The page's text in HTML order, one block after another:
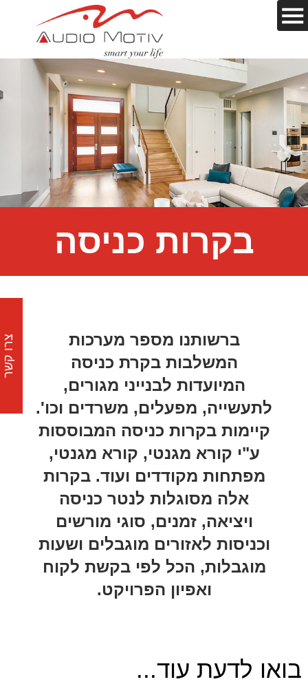
בקרות כניסה
ברשותנו מספר מערכות
המשלבות בקרת כניסה
המיועדות לבנייני מגורים,
לתעשייה, מפעלים, משרדים וכו'.
קיימות בקרות כניסה המבוססות
ע"י קורא מגנטי, קורא מגנטי,
מפתחות מקודדים ועוד. בקרות
אלה מסוגלות לנטר כניסה
ויציאה, זמנים, סוגי מורשים
וכניסות לאזורים מוגבלים ושעות
מוגבלות, הכל לפי בקשת לקוח
ואפיון הפרויקט.
בואו לדעת עוד...
צרו קשר